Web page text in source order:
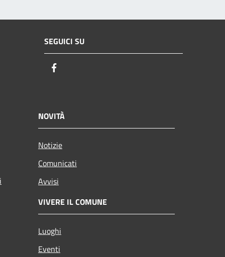
SEGUICI SU
NOVITÀ
Notizie
Comunicati
Avvisi
VIVERE IL COMUNE
Luoghi
Eventi